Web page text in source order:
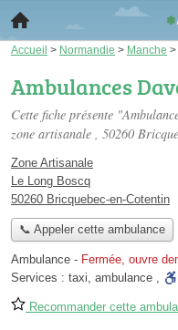
Accueil > Normandie > Manche >
Ambulances
Cette fiche présente
zone artisanale , 50260
Zone Artisanale
Le Long Boscq
50260 Bricquebec-en-Cotentin
📞 Appeler cette ambulance
Ambulance - Fermée, ouvre
Services : taxi, ambulance ,
Recommander cette